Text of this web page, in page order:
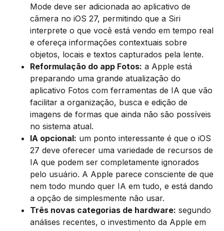
Mode deve ser adicionada ao aplicativo de
câmera no iOS 27, permitindo que a Siri
interprete o que você está vendo em tempo real
e ofereça informações contextuais sobre
objetos, locais e textos capturados pela lente.
Reformulação do app Fotos: a Apple está
preparando uma grande atualização do
aplicativo Fotos com ferramentas de IA que vão
facilitar a organização, busca e edição de
imagens de formas que ainda não são possíveis
no sistema atual.
IA opcional: um ponto interessante é que o iOS
27 deve oferecer uma variedade de recursos de
IA que podem ser completamente ignorados
pelo usuário. A Apple parece consciente de que
nem todo mundo quer IA em tudo, e está dando
a opção de simplesmente não usar.
Três novas categorias de hardware: segundo
análises recentes, o investimento da Apple em